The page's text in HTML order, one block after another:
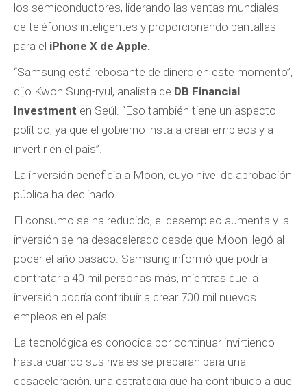
los semiconductores, liderando las ventas mundiales
de teléfonos inteligentes y proporcionando pantallas
para el iPhone X de Apple.
“Samsung está rebosante de dinero en este momento”,
dijo Kwon Sung-ryul, analista de DB Financial
Investment en Seúl. “Eso también tiene un aspecto
político, ya que el gobierno insta a crear empleos y a
invertir en el país”.
La inversión beneficia a Moon, cuyo nivel de aprobación
pública ha declinado.
El consumo se ha reducido, el desempleo aumenta y la
inversión se ha desacelerado desde que Moon llegó al
poder el año pasado. Samsung informó que podría
contratar a 40 mil personas más, mientras que la
inversión podría contribuir a crear 700 mil nuevos
empleos en el país.
La tecnológica es conocida por continuar invirtiendo
hasta cuando sus rivales se preparan para una
desaceleración, una estrategia que ha contribuido a que